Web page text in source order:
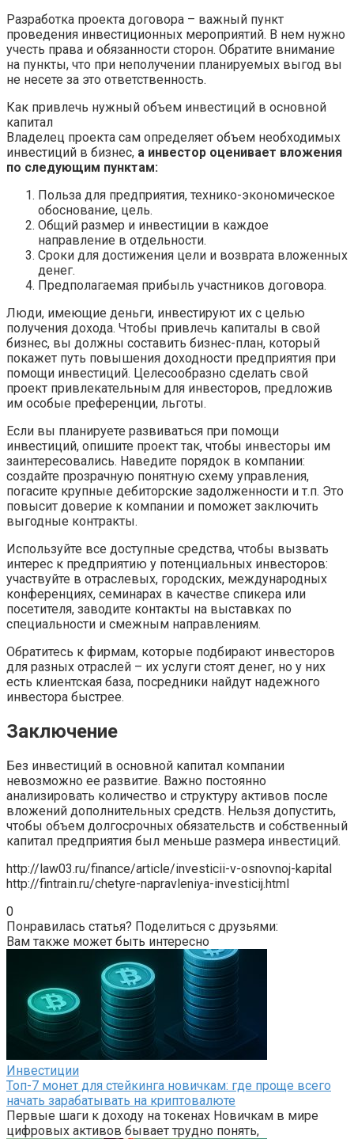
Разработка проекта договора – важный пункт
проведения инвестиционных мероприятий. В нем нужно
учесть права и обязанности сторон. Обратите внимание
на пункты, что при неполучении планируемых выгод вы
не несете за это ответственность.
Как привлечь нужный объем инвестиций в основной
капитал
Владелец проекта сам определяет объем необходимых
инвестиций в бизнес, а инвестор оценивает вложения
по следующим пунктам:
Польза для предприятия, технико-экономическое
обоснование, цель.
Общий размер и инвестиции в каждое
направление в отдельности.
Сроки для достижения цели и возврата вложенных
денег.
Предполагаемая прибыль участников договора.
Люди, имеющие деньги, инвестируют их с целью
получения дохода. Чтобы привлечь капиталы в свой
бизнес, вы должны составить бизнес-план, который
покажет путь повышения доходности предприятия при
помощи инвестиций. Целесообразно сделать свой
проект привлекательным для инвесторов, предложив
им особые преференции, льготы.
Если вы планируете развиваться при помощи
инвестиций, опишите проект так, чтобы инвесторы им
заинтересовались. Наведите порядок в компании:
создайте прозрачную понятную схему управления,
погасите крупные дебиторские задолженности и т.п. Это
повысит доверие к компании и поможет заключить
выгодные контракты.
Используйте все доступные средства, чтобы вызвать
интерес к предприятию у потенциальных инвесторов:
участвуйте в отраслевых, городских, международных
конференциях, семинарах в качестве спикера или
посетителя, заводите контакты на выставках по
специальности и смежным направлениям.
Обратитесь к фирмам, которые подбирают инвесторов
для разных отраслей – их услуги стоят денег, но у них
есть клиентская база, посредники найдут надежного
инвестора быстрее.
Заключение
Без инвестиций в основной капитал компании
невозможно ее развитие. Важно постоянно
анализировать количество и структуру активов после
вложений дополнительных средств. Нельзя допустить,
чтобы объем долгосрочных обязательств и собственный
капитал предприятия был меньше размера инвестиций.
http://law03.ru/finance/article/investicii-v-osnovnoj-kapital
http://fintrain.ru/chetyre-napravleniya-investicij.html
0
Понравилась статья? Поделиться с друзьями:
Вам также может быть интересно
Инвестиции
Топ-7 монет для стейкинга новичкам: где проще всего
начать зарабатывать на криптовалюте
Первые шаги к доходу на токенах Новичкам в мире
цифровых активов бывает трудно понять,